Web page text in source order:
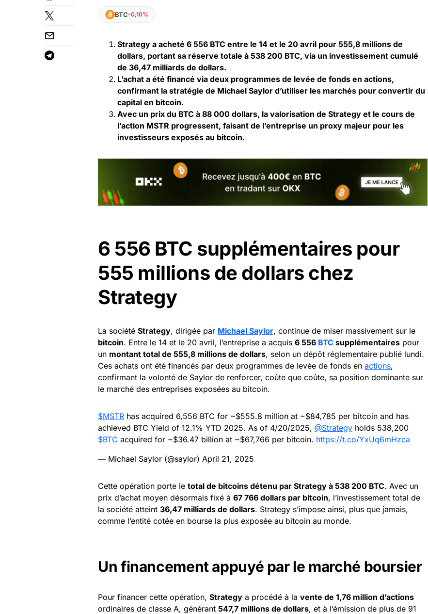
BTC-0,10%
Strategy a acheté 6 556 BTC entre le 14 et le 20 avril pour 555,8 millions de
dollars, portant sa réserve totale à 538 200 BTC, via un investissement cumulé
de 36,47 milliards de dollars.
L’achat a été financé via deux programmes de levée de fonds en actions,
confirmant la stratégie de Michael Saylor d’utiliser les marchés pour convertir du
capital en bitcoin.
Avec un prix du BTC à 88 000 dollars, la valorisation de Strategy et le cours de
l’action MSTR progressent, faisant de l’entreprise un proxy majeur pour les
investisseurs exposés au bitcoin.
6 556 BTC supplémentaires pour
555 millions de dollars chez
Strategy
La société Strategy, dirigée par Michael Saylor, continue de miser massivement sur le
bitcoin. Entre le 14 et le 20 avril, l’entreprise a acquis 6 556 BTC supplémentaires pour
un montant total de 555,8 millions de dollars, selon un dépôt réglementaire publié lundi.
Ces achats ont été financés par deux programmes de levée de fonds en actions,
confirmant la volonté de Saylor de renforcer, coûte que coûte, sa position dominante sur
le marché des entreprises exposées au bitcoin.
$MSTR has acquired 6,556 BTC for ~$555.8 million at ~$84,785 per bitcoin and has
achieved BTC Yield of 12.1% YTD 2025. As of 4/20/2025, @Strategy holds 538,200
$BTC acquired for ~$36.47 billion at ~$67,766 per bitcoin. https://t.co/YxUq6mHzca
— Michael Saylor (@saylor) April 21, 2025
Cette opération porte le total de bitcoins détenu par Strategy à 538 200 BTC. Avec un
prix d’achat moyen désormais fixé à 67 766 dollars par bitcoin, l’investissement total de
la société atteint 36,47 milliards de dollars. Strategy s’impose ainsi, plus que jamais,
comme l’entité cotée en bourse la plus exposée au bitcoin au monde.
Un financement appuyé par le marché boursier
Pour financer cette opération, Strategy a procédé à la vente de 1,76 million d’actions
ordinaires de classe A, générant 547,7 millions de dollars, et à l’émission de plus de 91